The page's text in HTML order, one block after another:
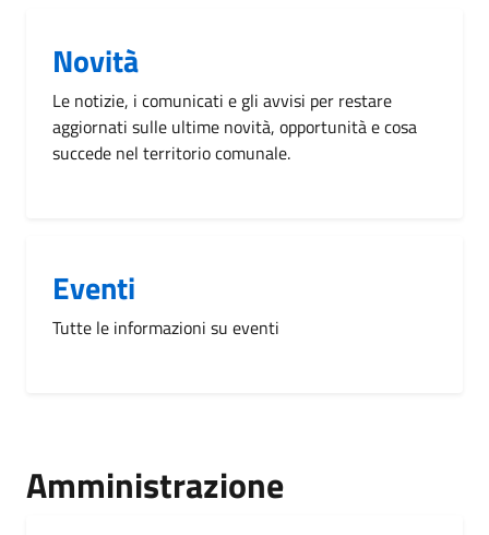
Novità
Le notizie, i comunicati e gli avvisi per restare
aggiornati sulle ultime novità, opportunità e cosa
succede nel territorio comunale.
Eventi
Tutte le informazioni su eventi
Amministrazione